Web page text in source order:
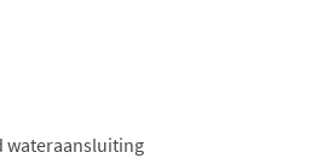
wateraansluiting